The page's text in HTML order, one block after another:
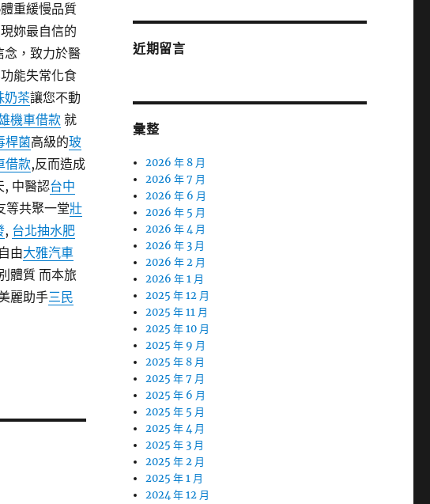
重緩慢品質
妳最自信的
念，致力於醫
能失常化食
奶茶讓您不動
機車借款就
桿菌高級的玻
借款,反而造成
, 中醫認台中
等共聚一堂壯
, 台北抽水肥
由大雅汽車
體質 而本旅
麗助手三民
近期留言
彙整
2026 年 8 月
2026 年 7 月
2026 年 6 月
2026 年 5 月
2026 年 4 月
2026 年 3 月
2026 年 2 月
2026 年 1 月
2025 年 12 月
2025 年 11 月
2025 年 10 月
2025 年 9 月
2025 年 8 月
2025 年 7 月
2025 年 6 月
2025 年 5 月
2025 年 4 月
2025 年 3 月
2025 年 2 月
2025 年 1 月
2024 年 12 月